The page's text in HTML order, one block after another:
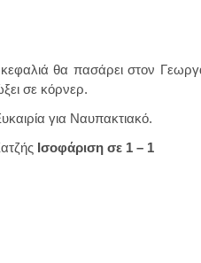
θα πασάρει στον
σε κόρνερ.
για Ναυπακτιακό.
Ισοφάριση σε 1 – 1